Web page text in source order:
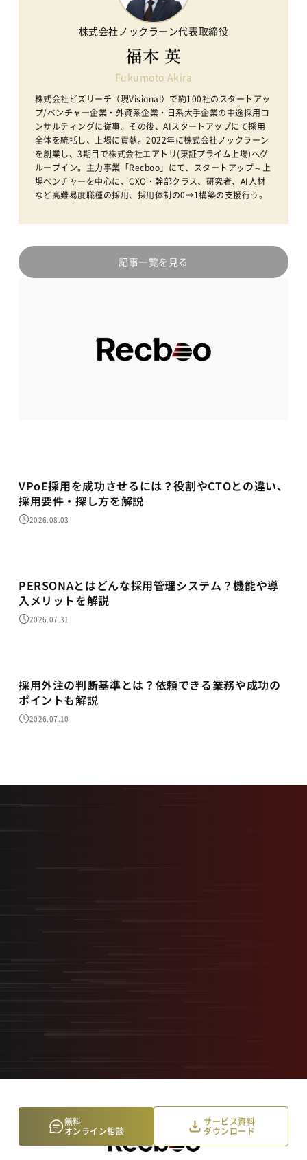
株式会社ノックラーン代表取締役
福本 英
Fukumoto Akira
株式会社ビズリーチ（現Visional）で約100社のスタートアッ
プ/ベンチャー企業・外資系企業・日系大手企業の中途採用コ
ンサルティングに従事。その後、AIスタートアップにて採用
全体を統括し、上場に貢献。2022年に株式会社ノックラーン
を創業し、3期目で株式会社エアトリ(東証プライム上場)へグ
ループイン。主力事業「Recboo」にて、スタートアップ～上
場ベンチャーを中心に、CXO・幹部クラス、研究者、AI人材
など高難易度職種の採用、採用体制の0→1構築の支援行う。
記事一覧を見る
VPoE採用を成功させるには？役割やCTOとの違い、
採用要件・探し方を解説
2026.08.03
PERSONAとはどんな採用管理システム？機能や導
入メリットを解説
2026.07.31
採用外注の判断基準とは？依頼できる業務や成功の
ポイントも解説
2026.07.10
無料
オンライン相談
サービス資料
ダウンロード